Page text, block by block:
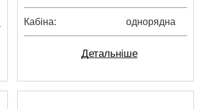
Кабіна однорядна
Детальніше